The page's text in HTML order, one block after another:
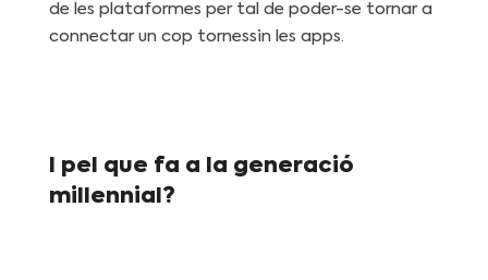
de les plataformes per tal de poder-se tornar a
connectar un cop tornessin les apps.
I pel que fa a la generació
millennial?